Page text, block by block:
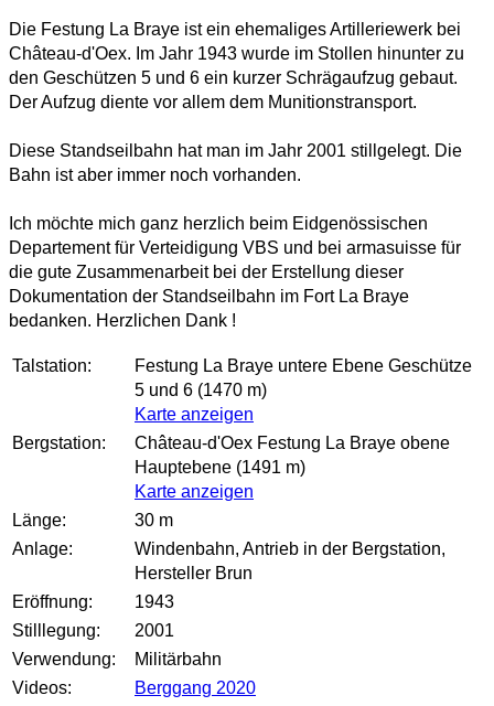
Die Festung La Braye ist ein ehemaliges Artilleriewerk bei
Château-d'Oex. Im Jahr 1943 wurde im Stollen hinunter zu
den Geschützen 5 und 6 ein kurzer Schrägaufzug gebaut.
Der Aufzug diente vor allem dem Munitionstransport.
Diese Standseilbahn hat man im Jahr 2001 stillgelegt. Die
Bahn ist aber immer noch vorhanden.
Ich möchte mich ganz herzlich beim Eidgenössischen
Departement für Verteidigung VBS und bei armasuisse für
die gute Zusammenarbeit bei der Erstellung dieser
Dokumentation der Standseilbahn im Fort La Braye
bedanken. Herzlichen Dank !
Talstation:
Festung La Braye untere Ebene Geschütze
5 und 6 (1470 m)
Karte anzeigen
Bergstation:
Château-d'Oex Festung La Braye obene
Hauptebene (1491 m)
Karte anzeigen
Länge:
30 m
Anlage:
Windenbahn, Antrieb in der Bergstation,
Hersteller Brun
Eröffnung:
1943
Stilllegung:
2001
Verwendung:
Militärbahn
Videos:
Berggang 2020